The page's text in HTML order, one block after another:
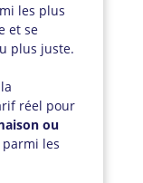
les plus
et se
plus juste.
réel pour
ou
parmi les